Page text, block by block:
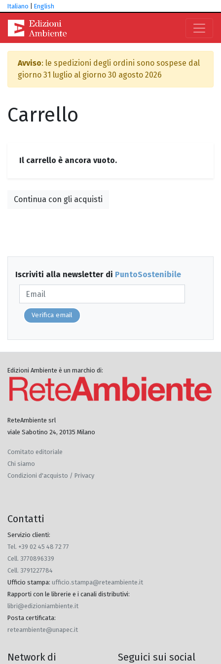
Italiano English
Avviso: le spedizioni degli ordini sono sospese dal
giorno 31 luglio al giorno 30 agosto 2026
Carrello
Il carrello è ancora vuoto.
Continua con gli acquisti
Iscriviti alla newsletter di PuntoSostenibile
Verifica email
Edizioni Ambiente è un marchio di:
ReteAmbiente srl
viale Sabotino 24, 20135 Milano
Comitato editoriale
Chi siamo
Condizioni d'acquisto / Privacy
Contatti
Servizio clienti:
Tel. +39 02 45 48 72 77
Cell. 3770896339
Cell. 3791227784
Ufficio stampa: ufficio.stampa@reteambiente.it
Rapporti con le librerie e i canali distributivi:
libri@edizioniambiente.it
Posta certificata:
reteambiente@unapec.it
Network di
Seguici sui social